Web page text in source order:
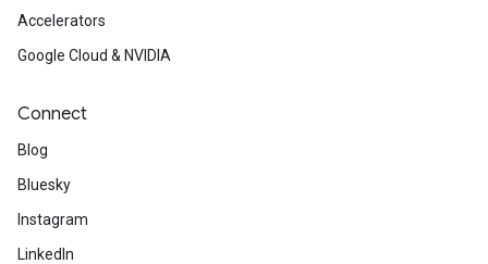
Accelerators
Google Cloud & NVIDIA
Connect
Blog
Bluesky
Instagram
LinkedIn